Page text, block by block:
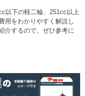
以下の軽二輪、251cc以上
用をわかりやすく解説し
介するので、ぜひ参考に